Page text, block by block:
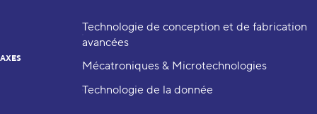
AXES
Technologie de conception et de fabrication
avancées
Mécatroniques & Microtechnologies
Technologie de la donnée